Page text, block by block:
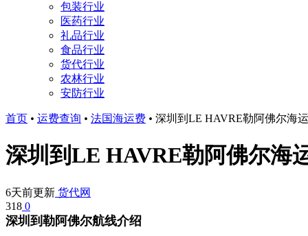
包装行业
医药行业
礼品行业
食品行业
货代行业
农林行业
安防行业
首页 • 运费查询 • 法国海运费 • 深圳到LE HAVRE勒阿佛尔海
深圳到LE HAVRE勒阿佛尔海
6天前更新 货代网
318 0
深圳到勒阿佛尔航线介绍